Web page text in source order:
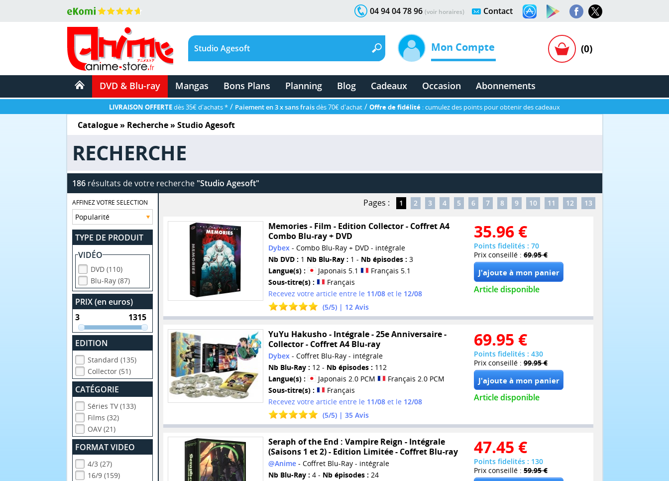
Contact
04 94 04 78 96 (voir horaires)
Mon Compte (0)
DVD & Blu-ray Mangas Bons Plans Planning Blog Cadeaux Occasion Abonnements
LIVRAISON OFFERTEdès 35€ d'achats * / Paiement en 3 x sans fraisdès 70€ d'achat / Offre de fidélité : cumulez des points pour obtenir des cadeaux
Catalogue» Recherche » Studio Agesoft
RECHERCHE
186résultats de votre recherche "Studio Agesoft"
AFFINEZ VOTRE SELECTION
TYPE DE PRODUIT
VIDÉO
DVD (110)
Blu-Ray (87)
PRIX (en euros)
EDITION
Standard (135)
Collector (51)
CATÉGORIE
Séries TV (133)
Films (32)
OAV (21)
FORMAT VIDEO
4/3 (27)
16/9 (159)
Pages : 1 2 3 4 5 6 7 8 9 10 11 12 13
Memories - Film - Edition Collector - Coffret A4
Combo Blu-ray + DVD
Dybex- Combo Blu-Ray + DVD - intégrale
Nb DVD : 1 Nb Blu-Ray : 1 - Nb épisodes : 3
Langue(s) :
Japonais 5.1
Français 5.1
Sous-titre(s) :
Français
Recevez votre article entre le 11/08et le 12/08
(5/5) | 12Avis
35.96 €
Points fidelités : 70
Prix conseillé : 69.95 €
Article disponible
YuYu Hakusho - Intégrale - 25e Anniversaire -
Collector - Coffret A4 Blu-ray
Dybex- Coffret Blu-Ray - intégrale
Nb Blu-Ray : 12 - Nb épisodes : 112
Langue(s) :
Japonais 2.0 PCM
Français 2.0 PCM
Sous-titre(s) :
Français
Recevez votre article entre le 11/08et le 12/08
(5/5) | 35Avis
69.95 €
Points fidelités : 430
Prix conseillé : 99.95 €
Article disponible
Seraph of the End : Vampire Reign - Intégrale
(Saisons 1 et 2) - Edition Limitée - Coffret Blu-ray
@Anime- Coffret Blu-Ray - intégrale
Nb Blu-Ray : 4 - Nb épisodes : 24
47.45 €
Points fidelités : 130
Prix conseillé : 59.95 €